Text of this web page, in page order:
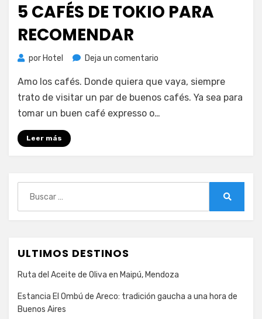
5 CAFÉS DE TOKIO PARA
RECOMENDAR
por Hotel Deja un comentario
cafés
de
Amo los cafés. Donde quiera que vaya, siempre
trato de visitar un par de buenos cafés. Ya sea para
tomar un buen café expresso o…
Leer más
ULTIMOS DESTINOS
Ruta del Aceite de Oliva en Maipú, Mendoza
Estancia El Ombú de Areco: tradición gaucha a una hora de
Buenos Aires